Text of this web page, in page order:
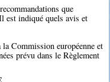
que
est indiqué quels avis et
Commission européenne et
prévu dans le Règlement